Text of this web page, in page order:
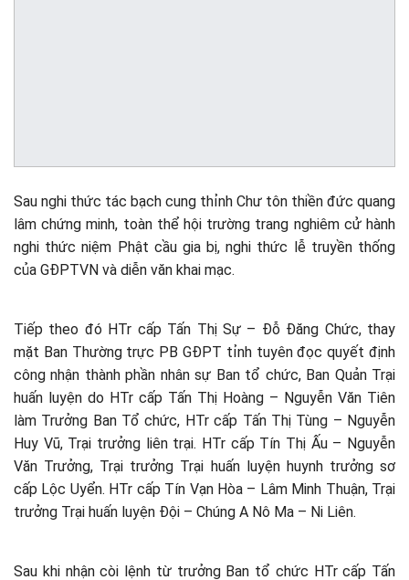
Sau nghi thức tác bạch cung thỉnh Chư tôn thiền đức quang
lâm chứng minh, toàn thể hội trường trang nghiêm cử hành
nghi thức niệm Phật cầu gia bị, nghi thức lễ truyền thống
của GĐPTVN và diễn văn khai mạc.
Tiếp theo đó HTr cấp Tấn Thị Sự – Đỗ Đăng Chức, thay
mặt Ban Thường trực PB GĐPT tỉnh tuyên đọc quyết định
công nhận thành phần nhân sự Ban tổ chức, Ban Quản Trại
huấn luyện do HTr cấp Tấn Thị Hoàng – Nguyễn Văn Tiên
làm Trưởng Ban Tổ chức, HTr cấp Tấn Thị Tùng – Nguyễn
Huy Vũ, Trại trưởng liên trại. HTr cấp Tín Thị Ấu – Nguyễn
Văn Trưởng, Trại trưởng Trại huấn luyện huynh trưởng sơ
cấp Lộc Uyển. HTr cấp Tín Vạn Hòa – Lâm Minh Thuận, Trại
trưởng Trại huấn luyện Đội – Chúng A Nô Ma – Ni Liên.
Sau khi nhận còi lệnh từ trưởng Ban tổ chức HTr cấp Tấn